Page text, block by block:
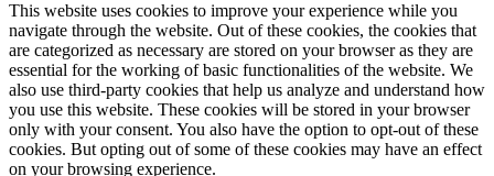
This website uses cookies to improve your experience while you
navigate through the website. Out of these cookies, the cookies that
are categorized as necessary are stored on your browser as they are
essential for the working of basic functionalities of the website. We
also use third-party cookies that help us analyze and understand how
you use this website. These cookies will be stored in your browser
only with your consent. You also have the option to opt-out of these
cookies. But opting out of some of these cookies may have an effect
on your browsing experience.